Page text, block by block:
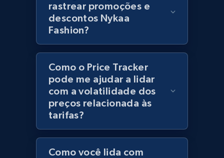
1.2K+ 208+ Comece agora
Zara - Products - discovery by category url
Category id, Product id, Product name, Price,
Currency, Colour code, Colour, Description, and
rastrear promoções e
descontos Nykaa
Fashion?
Como o Price Tracker
pode me ajudar a lidar
com a volatilidade dos
preços relacionada às
tarifas?
Como você lida com